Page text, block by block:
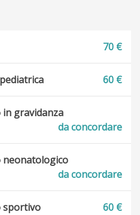
70 €
60 €
gravidanza
da concordare
da concordare
sportivo 60 €